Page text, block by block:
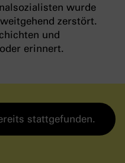
wurde
zerstört.
und
erinnert.
stattgefunden.